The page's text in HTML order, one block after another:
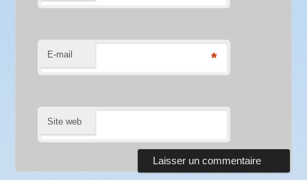
E-mail *
Site web